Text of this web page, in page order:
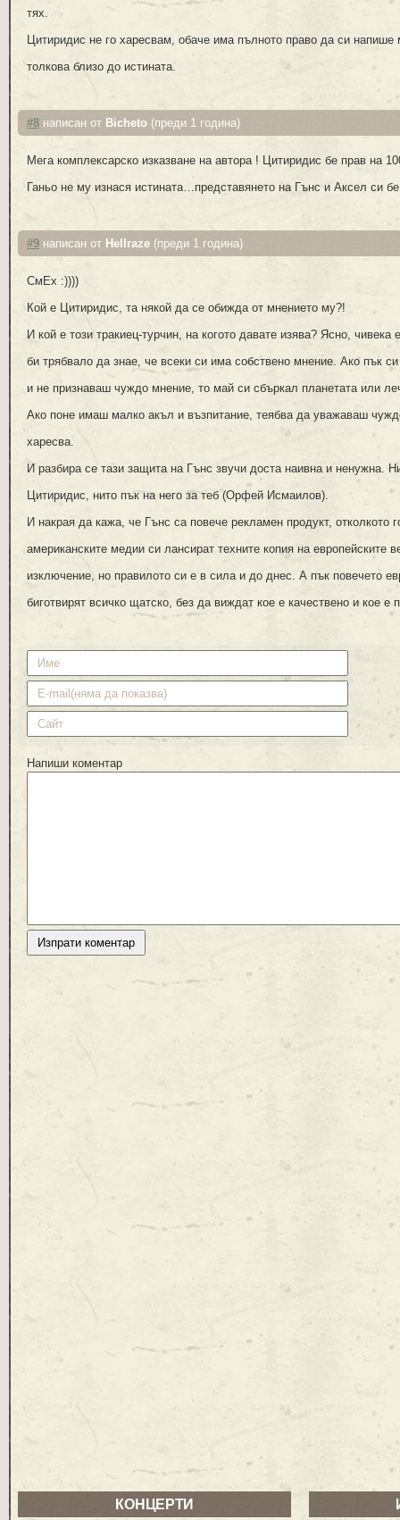
тях.
Цитиридис не го харесвам, обаче има пълното право да си напише
толкова близо до истината.
#8 написан от Bicheto (преди 1 година)
Мега комплексарско изказване на автора ! Цитиридис бе прав на
Ганьо не му изнася истината…представянето на Гънс и Аксел си
#9 написан от Hellraze (преди 1 година)
СмЕх :))))
Кой е Цитиридис, та някой да се обижда от мнението му?!
И кой е този тракиец-турчин, на когото давате изява? Ясно,
би трябвало да знае, че всеки си има собствено мнение. Ако пък
и не признаваш чуждо мнение, то май си сбъркал планетата или
Ако поне имаш малко акъл и възпитание, теябва да уважаваш
харесва.
И разбира се тази защита на Гънс звучи доста наивна и ненужна.
Цитиридис, нито пък на него за теб (Орфей Исмаилов).
И накрая да кажа, че Гънс са повече рекламен продукт, отколкото
американските медии си лансират техните копия на европейските
изключение, но правилото си е в сила и до днес. А пък повечето
биготвирят всичко щатско, без да виждат кое е качествено и кое е
Напиши коментар
КОНЦЕРТИ